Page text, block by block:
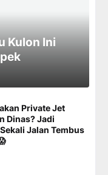
Kulon Ini
Private Jet
Dinas? Jadi
Jalan Tembus